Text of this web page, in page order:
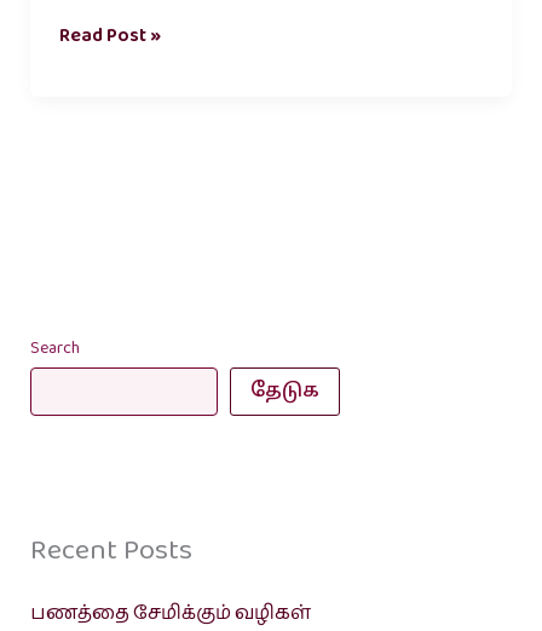
Read Post »
Search
தேடுக
Recent Posts
பணத்தை சேமிக்கும் வழிகள்